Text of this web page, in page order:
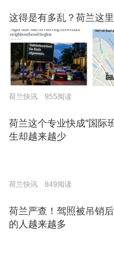
这得是有多乱？荷兰这
荷兰快讯 955阅读
荷兰这个专业快成“国际
生却越来越少
荷兰快讯 849阅读
荷兰严查！驾照被吊销
的人越来越多